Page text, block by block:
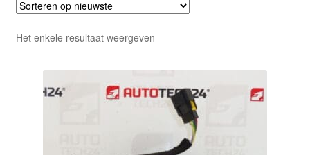
Het enkele resultaat weergeven